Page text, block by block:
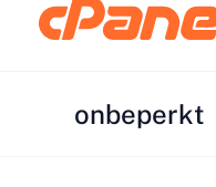
onbeperkt